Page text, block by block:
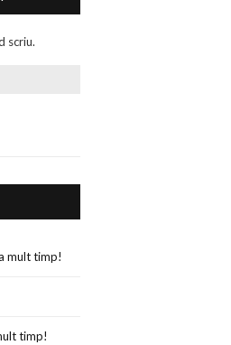
scriu.
mult timp!
timp!